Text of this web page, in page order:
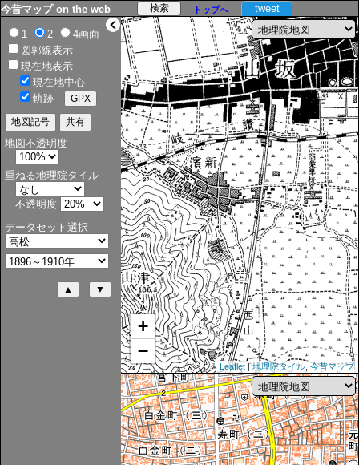
> tweet
今昔マップ on the web トップへ
+
−
Leaflet |地理院タイル 今昔マップ
1 2
4画面
図郭線表示
現在地表示
現在地中心
軌跡
地図不透明度
重ねる地理院タイル
不透明度
データセット選択